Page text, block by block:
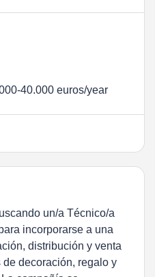
40.000 euros/year
un/a Técnico/a
incorporarse a una
distribución y venta
decoración, regalo y